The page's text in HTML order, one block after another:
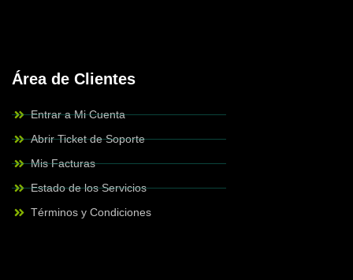
Área de Clientes
Entrar a Mi Cuenta
Abrir Ticket de Soporte
Mis Facturas
Estado de los Servicios
Términos y Condiciones